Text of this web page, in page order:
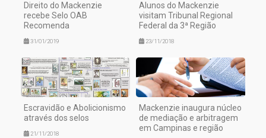
Direito do Mackenzie
recebe Selo OAB
Recomenda
31/01/2019
Alunos do Mackenzie
visitam Tribunal Regional
Federal da 3ª Região
23/11/2018
Escravidão e Abolicionismo
através dos selos
21/11/2018
Mackenzie inaugura núcleo
de mediação e arbitragem
em Campinas e região